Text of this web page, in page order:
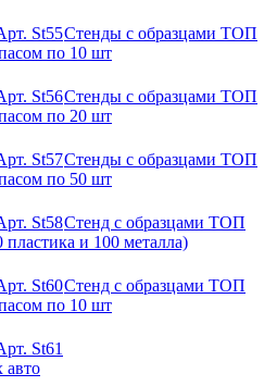
St55Стенды с образцами ТОП
по 10 шт
St56Стенды с образцами ТОП
по 20 шт
St57Стенды с образцами ТОП
по 50 шт
St58Стенд с образцами ТОП
и 100 металла)
St60Стенд с образцами ТОП
по 10 шт
St61
авто